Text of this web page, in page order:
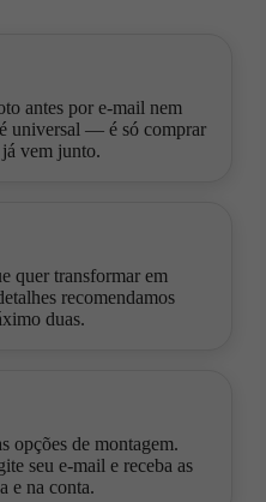
antes por e-mail nem
universal — é só comprar
vem junto.
quer transformar em
recomendamos
duas.
opções de montagem.
seu e-mail e receba as
e na conta.